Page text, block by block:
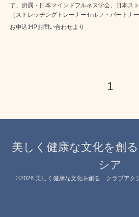
了、所属・日本マインドフルネス学会、日本ス
（ストレッチングトレーナーセルフ・パートナ
お申込:HPお問い合わせより
1
美しく健康な文化を創
シア
©2026 美しく健康な文化を創る クラブアク